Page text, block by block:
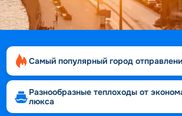
Самый популярный город
Разнообразные теплоходы от
люкса